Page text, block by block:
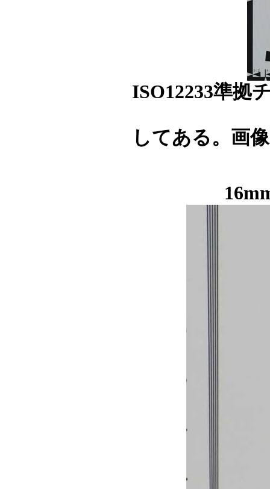
ISO12233準拠
してある。画